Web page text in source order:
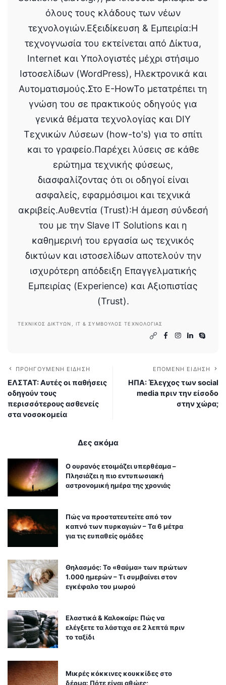
όλους τους κλάδους των νέων
τεχνολογιών.Εξειδίκευση & Εμπειρία:Η
τεχνογνωσία του εκτείνεται από Δίκτυα,
Internet και Υπολογιστές μέχρι στήσιμο
Ιστοσελίδων (WordPress), Ηλεκτρονικά και
Αυτοματισμούς.Στο E-HowTo μετατρέπει τη
γνώση του σε πρακτικούς οδηγούς για
γενικά θέματα τεχνολογίας και DIY
Τεχνικών Λύσεων (how-to's) για το σπίτι
και το γραφείο.Παρέχει λύσεις σε κάθε
ερώτημα τεχνικής φύσεως,
διασφαλίζοντας ότι οι οδηγοί είναι
ασφαλείς, εφαρμόσιμοι και τεχνικά
ακριβείς.Αυθεντία (Trust):Η άμεση σύνδεσή
του με την Slave IT Solutions και η
καθημερινή του εργασία ως τεχνικός
δικτύων και ιστοσελίδων αποτελούν την
ισχυρότερη απόδειξη Επαγγελματικής
Εμπειρίας (Experience) και Αξιοπιστίας
(Trust).
ΤΕΧΝΙΚΌΣ ΔΙΚΤΎΩΝ, IT & ΣΎΜΒΟΥΛΟΣ ΤΕΧΝΟΛΟΓΊΑΣ
ΠΡΟΗΓΟΎΜΕΝΗ ΕΊΔΗΣΗ
ΕΛΣΤΑΤ: Αυτές οι παθήσεις
οδηγούν τους
περισσότερους ασθενείς
στα νοσοκομεία
ΕΠΌΜΕΝΗ ΕΊΔΗΣΗ
ΗΠΑ: Έλεγχος των social
media πριν την είσοδο
στην χώρα;
Δες ακόμα
Ο ουρανός ετοιμάζει υπερθέαμα –
Πλησιάζει η πιο εντυπωσιακή
αστρονομική ημέρα της χρονιάς
Πώς να προστατευτείτε από τον
καπνό των πυρκαγιών – Τα 6 μέτρα
για τις ευπαθείς ομάδες
Θηλασμός: Το «θαύμα» των πρώτων
1.000 ημερών – Τι συμβαίνει στον
εγκέφαλο του μωρού
Ελαστικά & Καλοκαίρι: Πώς να
ελέγξετε τα λάστιχα σε 2 λεπτά πριν
το ταξίδι
Μικρές κόκκινες κουκκίδες στο
δέρμα: Πότε είναι αθώες;